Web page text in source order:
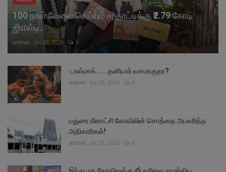
100 நாள் வேலை செய்யும் மூதாட்டிக்கு ₹2.79 கோடி
ஜிஎஸ்டி...
admin Jul 30, 2026 0
டாஸ்மாக்......தனியார் வசமாகுதா?
admin Jul 30, 2026 0
மதுரை மீனாட்சி கோவிலின் சொத்தை அபகரித்த
அதிகாரிகள்!
admin Jul 29, 2026 0
இந்து மத கோவிலுக்கு சீர் வரிவை வழங்கிய